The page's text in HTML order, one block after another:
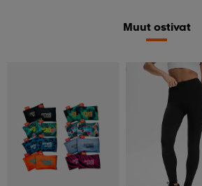
Muut ostivat
Katso hintaa